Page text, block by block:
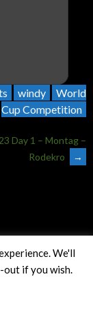
windy
World
Cup Competition
Day 1 – Montag –
Rodekro
→
F3B
line judge for
We'll
out if you wish.